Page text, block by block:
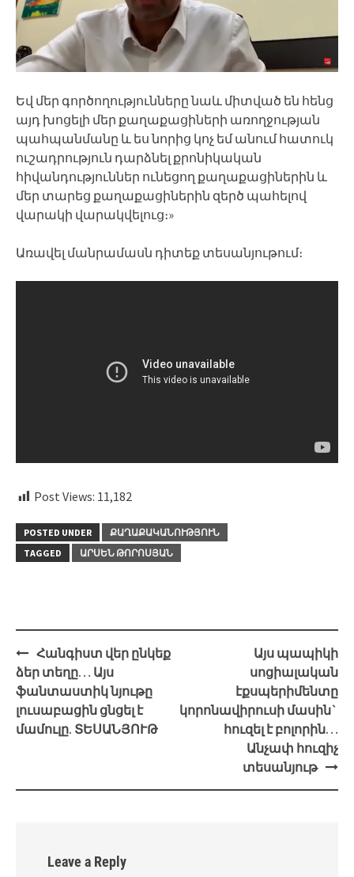
Եվ մեր գործողությունները նաև միտված են հենց
այդ խոցելի մեր քաղաքացիների առողջության
պահպանմանը և ես նորից կոչ եմ անում հատուկ
ուշադրություն դարձնել քրոնիկական
հիվանդություններ ունեցող քաղաքացիներին և
մեր տարեց քաղաքացիներին զերծ պահելով
վարակի վարակվելուց։»
Առավել մանրամասն դիտեք տեսանյութում։
Post Views: 11,182
POSTED UNDER
ՔԱՂԱՔԱԿԱՆՈՒԹՅՈՒՆ
TAGGED
ԱՐՍԵՆ ԹՈՐՈՍՅԱՆ
Post
navigation
Հանգիստ վեր ընկեք
ձեր տեղը… Այս
ֆանտաստիկ նյութը
լուսաբացին ցնցել է
մամուլը. ՏԵՍԱՆՅՈՒԹ
Այս պապիկի
սոցիալական
էքսպերիմենտը
կորոնավիրուսի մասին`
հուզել է բոլորին…
Անչափ հուզիչ
տեսանյութ
Leave a Reply